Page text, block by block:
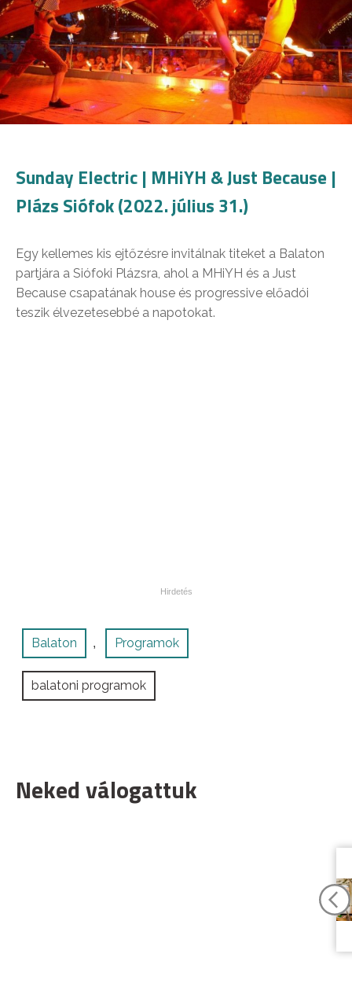
Sunday Electric | MHiYH & Just Because |
Plázs Siófok (2022. július 31.)
Egy kellemes kis ejtőzésre invitálnak titeket a Balaton
partjára a Siófoki Plázsra, ahol a MHiYH és a Just
Because csapatának house és progressive előadói
teszik élvezetesebbé a napotokat.
Balaton , Programok
balatoni programok
Neked válogattuk